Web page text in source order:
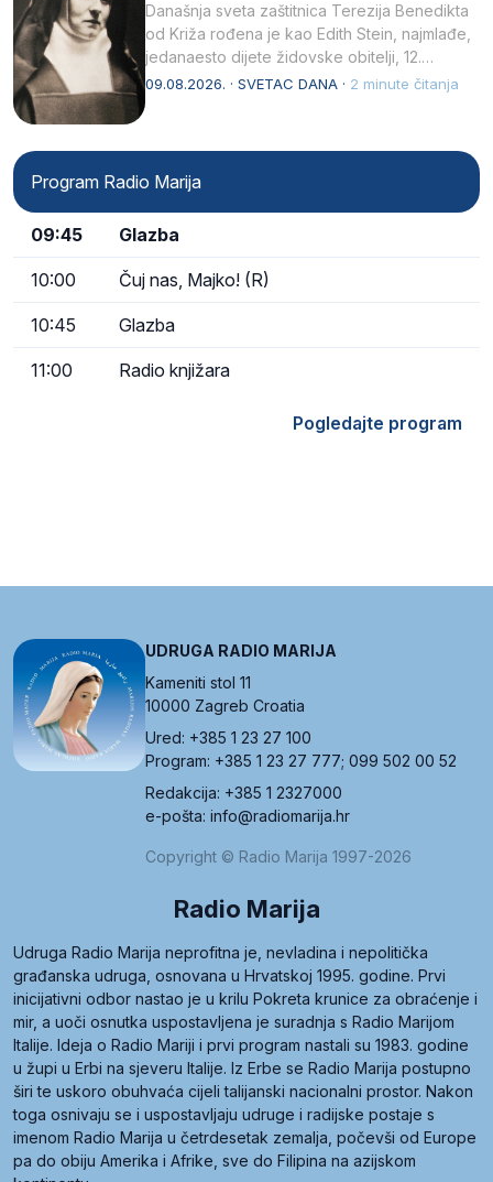
Današnja sveta zaštitnica Terezija Benedikta
od Križa rođena je kao Edith Stein, najmlađe,
jedanaesto dijete židovske obitelji, 12.
listopada 1891, u Wrocławu…
09.08.2026. · SVETAC DANA · 2 minute čitanja
Program Radio Marija
09:45 Glazba
10:00 Čuj nas, Majko! (R)
10:45 Glazba
11:00 Radio knjižara
Pogledajte program
UDRUGA RADIO MARIJA
Kameniti stol 11
10000 Zagreb Croatia
Ured: +385 1 23 27 100
Program: +385 1 23 27 777; 099 502 00 52
Redakcija: +385 1 2327000
e-pošta: info@radiomarija.hr
Copyright © Radio Marija 1997-2026
Radio Marija
Udruga Radio Marija neprofitna je, nevladina i nepolitička
građanska udruga, osnovana u Hrvatskoj 1995. godine. Prvi
inicijativni odbor nastao je u krilu Pokreta krunice za obraćenje i
mir, a uoči osnutka uspostavljena je suradnja s Radio Marijom
Italije. Ideja o Radio Mariji i prvi program nastali su 1983. godine
u župi u Erbi na sjeveru Italije. Iz Erbe se Radio Marija postupno
širi te uskoro obuhvaća cijeli talijanski nacionalni prostor. Nakon
toga osnivaju se i uspostavljaju udruge i radijske postaje s
imenom Radio Marija u četrdesetak zemalja, počevši od Europe
pa do obiju Amerika i Afrike, sve do Filipina na azijskom